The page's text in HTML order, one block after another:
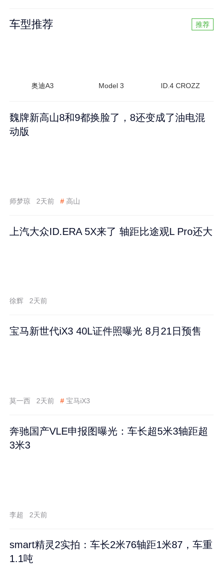
车型推荐 推荐
奥迪A3 Model 3 ID.4 CROZZ
魏牌新高山8和9都换脸了，8还变成了油电混
动版
师梦琼 2天前 # 高山
上汽大众ID.ERA 5X来了 轴距比途观L Pro还大
徐辉 2天前
宝马新世代iX3 40L证件照曝光 8月21日预售
莫一西 2天前 # 宝马iX3
奔驰国产VLE申报图曝光：车长超5米3轴距超
3米3
李超 2天前
smart精灵2实拍：车长2米76轴距1米87，车重
1.1吨